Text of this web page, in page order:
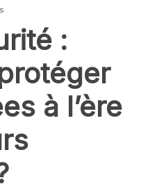
:
à l’ère